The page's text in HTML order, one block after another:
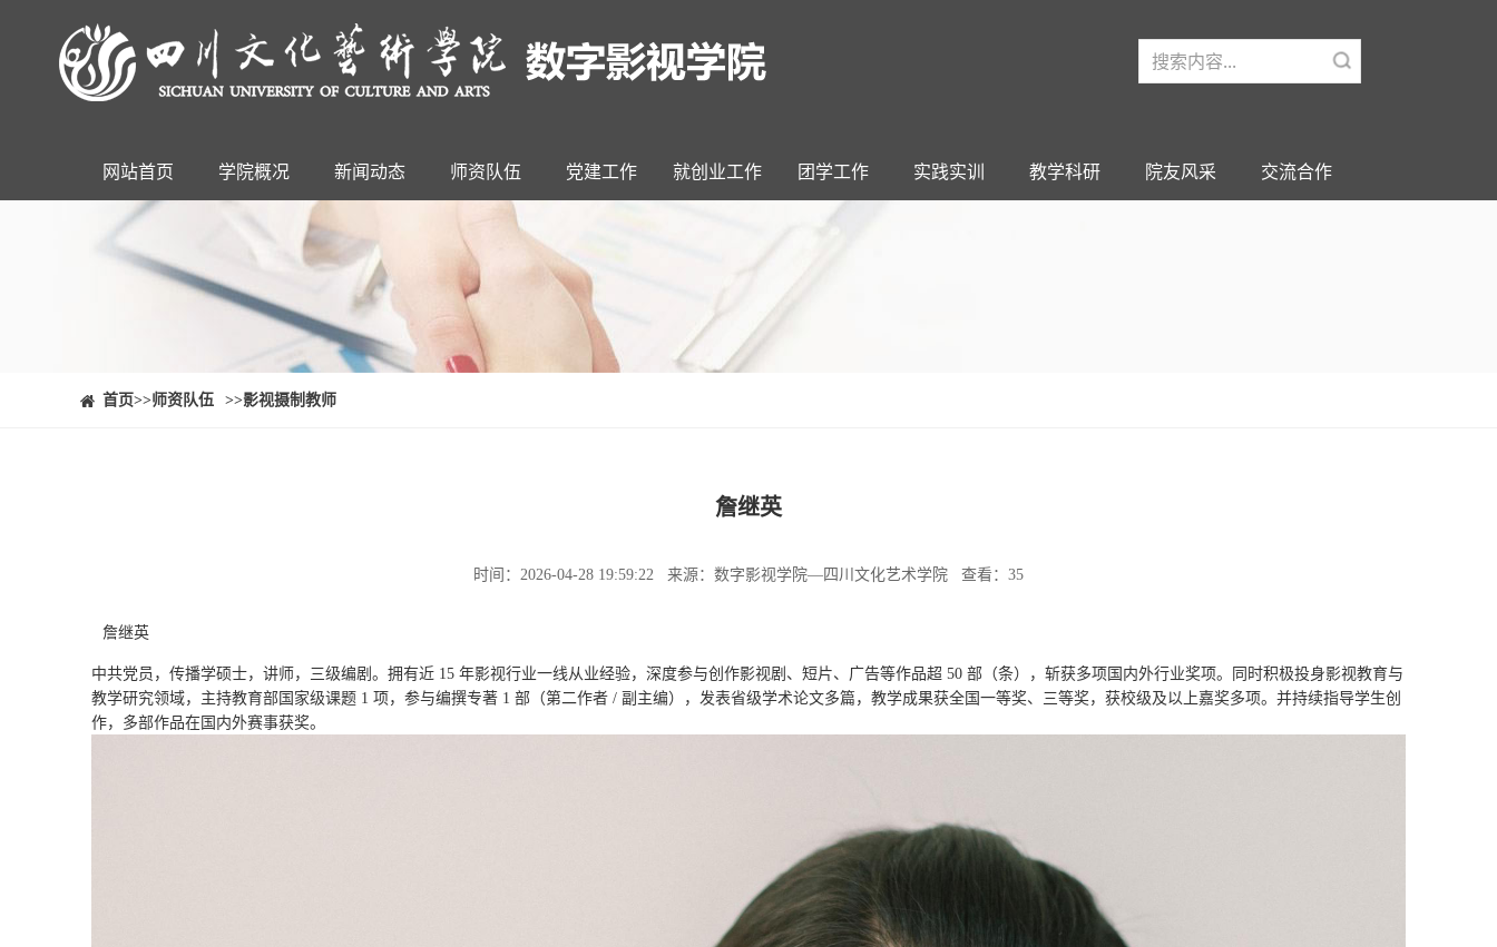
⠀⠀首页>>师资队伍 >>影视摄制教师
詹继英
时间：2026-04-28 19:59:22 来源：数字影视学院—四川文化艺术学院 查看： 35
詹继英
中共党员，传播学硕士，讲师，三级编剧。拥有近 15 年影视行业一线从业经验，深度参与创作影视剧、短片、广告等作品超 50 部（条），斩获多项国内外行业奖项。同时积极投身影视教育与
教学研究领域，主持教育部国家级课题 1 项，参与编撰专著 1 部（第二作者 / 副主编），发表省级学术论文多篇，教学成果获全国一等奖、三等奖，获校级及以上嘉奖多项。并持续指导学生创
作，多部作品在国内外赛事获奖。
网站首页 学院概况 新闻动态 师资队伍 党建工作 就创业工作 团学工作 实践实训 教学科研 院友风采 交流合作